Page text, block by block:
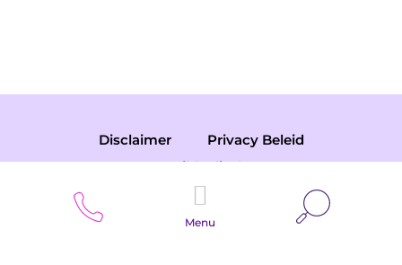
Menu
Zoeken
Disclaimer
Privacy Beleid
Responsible disclosure